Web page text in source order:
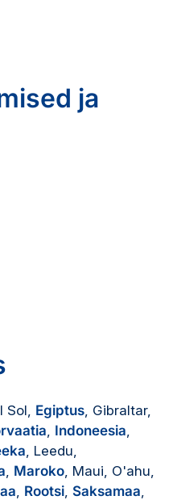
ja
Sol, Egiptus, Gibraltar,
, Indoneesia,
, Leedu,
, Maroko, Maui, O'ahu,
, Rootsi, Saksamaa,